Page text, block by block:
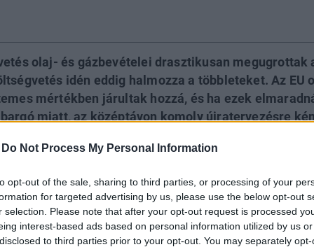
Do Not Process My Personal Information
opt-out of the sale, sharing to third parties, or processing of your
for targeted advertising by us, please use the below opt-out
selection. Please note that after your opt-out request is processed
interest-based ads based on personal information utilized by us
to third parties prior to your opt-out. You may separately
olaj- és gázbevételei drasztikusan megugrottak
idén eddig halmozza a többleteket. Az EU
mértékben járultak hozzá, és ha ezek
miatt, az középtávon komoly újratervezésre
már vizsgálja az olajembargó lehetőségét, de már az
ütést vittek be. A kedvező államháztartási helyzet
ennek messze nincs akkora jelentősége, mint